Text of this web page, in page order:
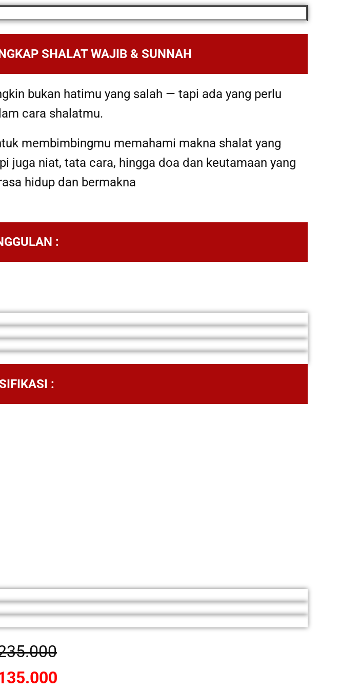
SHALAT WAJIB & SUNNAH
bukan hatimu yang salah — tapi ada yang perlu
cara shalatmu.
membimbingmu memahami makna shalat yang
juga niat, tata cara, hingga doa dan keutamaan yang
hidup dan bermakna
:
: